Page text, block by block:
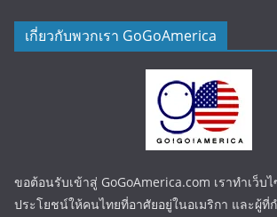
เกี่ยวกับพวกเรา GoGoAmerica
ขอต้อนรับเข้าสู่ GoGoAmerica.com เราทำเว็บ
ประโยชน์ให้คนไทยที่อาศัยอยู่ในอเมริกา และผู้ที่